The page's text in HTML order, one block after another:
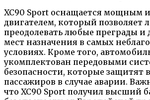
XC90 Sport оснащается мощным
двигателем, который позволяет
преодолевать любые преграды и
мест назначения в самых
условиях. Кроме того,
укомплектован передовыми
безопасности, которые защитят
пассажиров в случае аварии.
что XC90 Sport получил высший